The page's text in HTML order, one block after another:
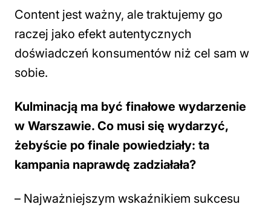
Content jest ważny, ale traktujemy go
raczej jako efekt autentycznych
doświadczeń konsumentów niż cel sam w
sobie.
Kulminacją ma być finałowe wydarzenie
w Warszawie. Co musi się wydarzyć,
żebyście po finale powiedziały: ta
kampania naprawdę zadziałała?
– Najważniejszym wskaźnikiem sukcesu